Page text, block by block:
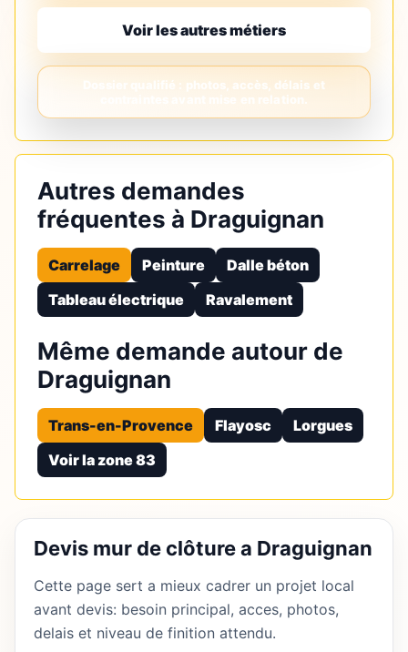
Voir les autres métiers
Autres demandes
fréquentes à Draguignan
Carrelage Peinture
Dalle béton
Tableau électrique
Ravalement
Même demande autour de
Draguignan
Trans-en-Provence Flayosc
Lorgues
Voir la zone 83
Devis mur de clôture a Draguignan
Cette page sert a mieux cadrer un projet local
avant devis: besoin principal, acces, photos,
delais et niveau de finition attendu.